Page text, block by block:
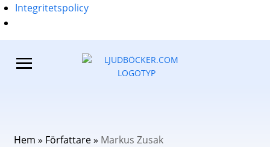
Integritetspolicy
Hem » Författare» Markus Zusak